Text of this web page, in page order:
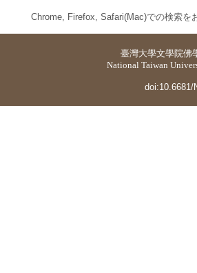
Chrome, Firefox, Safari(Mac)での検索を
臺灣大學文學院佛
National Taiwan
doi:10.6681/